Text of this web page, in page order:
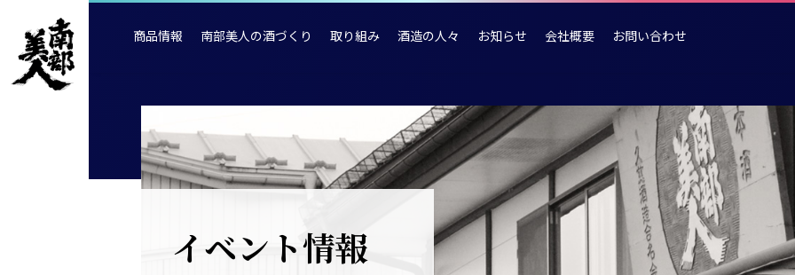
商品情報 南部美人の酒づくり 取り組み 酒造の人々 お知らせ 会社概要 お問い合わせ
イベント情報